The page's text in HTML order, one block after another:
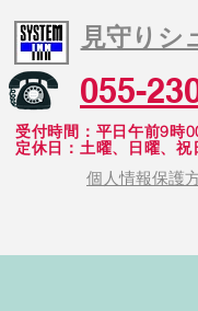
見守りシ
055-
受付時間：平日午前9時
定休日：土曜、日曜、祝
個人情報保護